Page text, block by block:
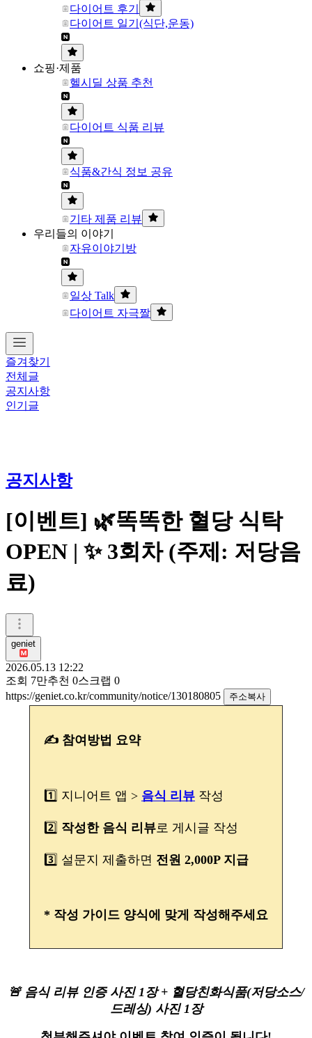
다이어트 후기
다이어트 일기(식단,운동)
쇼핑·제품
헬시딜 상품 추천
다이어트 식품 리뷰
식품&간식 정보 공유
기타 제품 리뷰
우리들의 이야기
자유이야기방
일상 Talk
다이어트 자극짤
즐겨찾기
전체글
공지사항
인기글
공지사항
[이벤트] 🌿똑똑한 혈당 식탁
OPEN | ✨ 3회차 (주제: 저당음
료)
geniet
2026.05.13 12:22
조회 7만추천 0스크랩 0
https://geniet.co.kr/community/notice/130180805
주소복사
✍️ 참여방법 요약
1️⃣ 지니어트 앱 > 음식 리뷰 작성
2️⃣ 작성한 음식 리뷰로 게시글 작성
3️⃣ 설문지 제출하면 전원 2,000P 지급
* 작성 가이드 양식에 맞게 작성해주세요
🚨 음식 리뷰 인증 사진 1장 + 혈당친화식품(저당소스/
드레싱) 사진 1장